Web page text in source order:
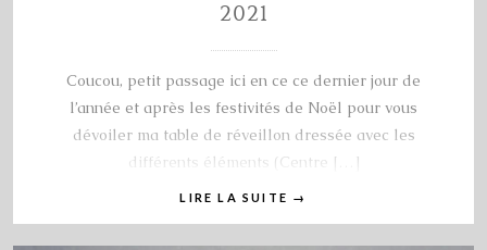
2021
Coucou, petit passage ici en ce ce dernier jour de
l’année et après les festivités de Noël pour vous
dévoiler ma table de réveillon dressée avec les
différents éléments (Centre […]
LIRE LA SUITE →